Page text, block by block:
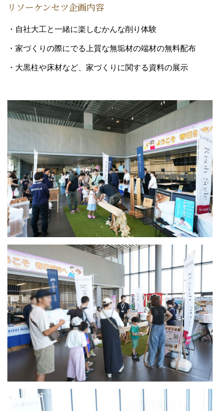
リソーケンセツ企画内容
・自社大工と一緒に楽しむかんな削り体験
・家づくりの際にでる上質な無垢材の端材の無料配布
・大黒柱や床材など、家づくりに関する資料の展示